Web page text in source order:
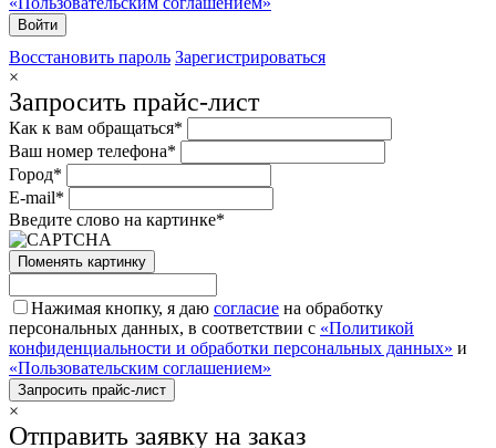
Восстановить пароль Зарегистрироваться
×
Запросить прайс-лист
Как к вам обращаться*
Ваш номер телефона*
Город*
E-mail*
Введите слово на картинке*
Поменять картинку
Нажимая кнопку, я даю согласие на обработку
персональных данных, в соответствии с «Политикой
конфиденциальности и обработки персональных данных» и
«Пользовательским соглашением»
×
Отправить заявку на заказ